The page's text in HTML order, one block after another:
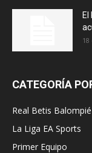
El
18
CATEGORÍA
Real Betis Balompié
La Liga EA Sports
Primer Equipo